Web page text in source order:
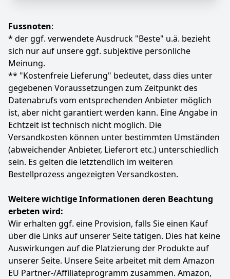
Fussnoten:
* der ggf. verwendete Ausdruck "Beste" u.ä. bezieht
sich nur auf unsere ggf. subjektive persönliche
Meinung.
** "Kostenfreie Lieferung" bedeutet, dass dies unter
gegebenen Voraussetzungen zum Zeitpunkt des
Datenabrufs vom entsprechenden Anbieter möglich
ist, aber nicht garantiert werden kann. Eine Angabe in
Echtzeit ist technisch nicht möglich. Die
Versandkosten können unter bestimmten Umständen
(abweichender Anbieter, Lieferort etc.) unterschiedlich
sein. Es gelten die letztendlich im weiteren
Bestellprozess angezeigten Versandkosten.
Weitere wichtige Informationen deren Beachtung
erbeten wird:
Wir erhalten ggf. eine Provision, falls Sie einen Kauf
über die Links auf unserer Seite tätigen. Dies hat keine
Auswirkungen auf die Platzierung der Produkte auf
unserer Seite. Unsere Seite arbeitet mit dem Amazon
EU Partner-/Affiliateprogramm zusammen. Amazon,